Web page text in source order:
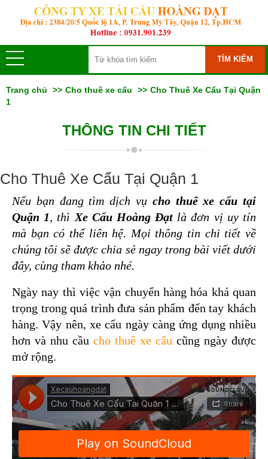
TÌM KIẾM
Trang chủ Cho thuê xe cẩu
Cho Thuê Xe Cẩu Tại Quận
1
THÔNG TIN CHI TIẾT
Cho Thuê Xe Cẩu Tại Quận 1
Nếu bạn đang tìm dịch vụ cho thuê xe cẩu tại
Quận 1, thì Xe Cẩu Hoàng Đạt là đơn vị uy tín
mà bạn có thể liên hệ. Mọi thông tin chi tiết về
chúng tôi sẽ được chia sẻ ngay trong bài viết dưới
đây, cùng tham khảo nhé.
Ngày nay thì việc vận chuyển hàng hóa khá quan
trọng trong quá trình đưa sản phẩm đến tay khách
hàng. Vậy nên, xe cẩu ngày càng ứng dụng nhiều
hơn và nhu cầu cho thuê xe cẩu cũng ngày được
mở rộng.